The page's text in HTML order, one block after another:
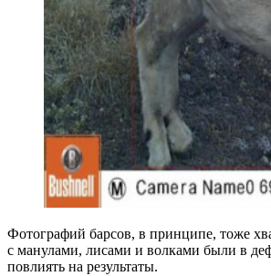
Фотографий барсов, в принципе, тоже
с манулами, лисами и волками были в
повлиять на результаты.